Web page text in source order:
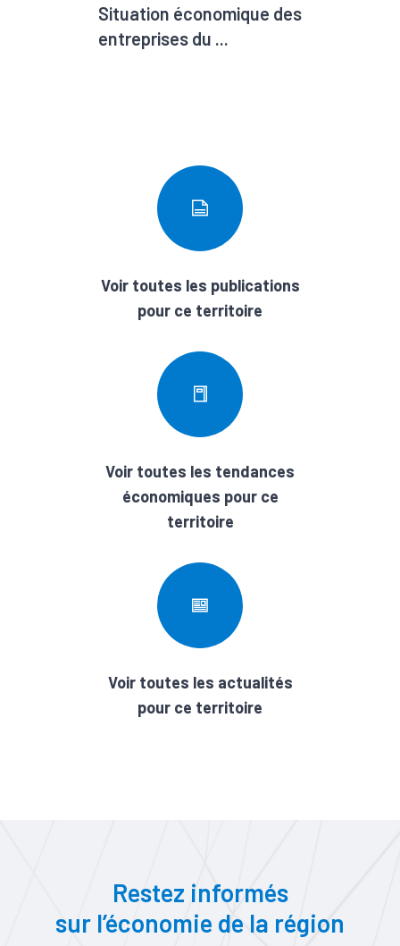
Situation économique des
entreprises du ...
Voir toutes les publications
pour ce territoire
Voir toutes les tendances
économiques pour ce
territoire
Voir toutes les actualités
pour ce territoire
Restez informés
sur l’économie de la région